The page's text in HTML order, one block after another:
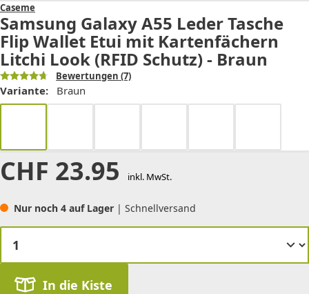
Caseme
Samsung Galaxy A55 Leder Tasche
Flip Wallet Etui mit Kartenfächern
Litchi Look (RFID Schutz) - Braun
Bewertungen (7)
Variante: Braun
CHF 23.95 inkl. MwSt.
Nur noch 4 auf Lager | Schnellversand
In die Kiste